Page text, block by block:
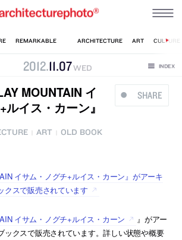
2012.11.07WED
SHARE
MOUNTAIN イ
イス・カーン』
ART OLD BOOK
イサム・ノグチ+ルイス・カーン』がアーキ
クスで販売されています
イサム・ノグチ+ルイス・カーン
』がアー
ックスで販売されています。詳しい状態や概要